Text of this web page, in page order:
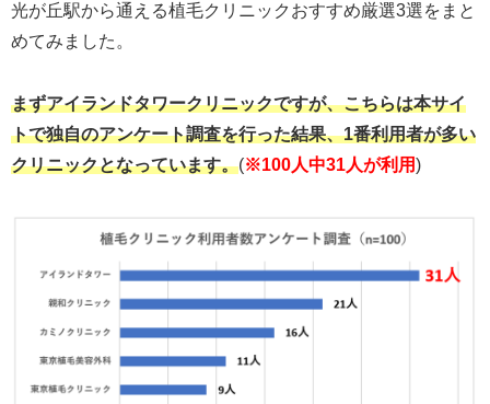
光が丘駅から通える植毛クリニックおすすめ厳選3選をまと
めてみました。
まずアイランドタワークリニックですが、こちらは本サイ
トで独自のアンケート調査を行った結果、1番利用者が多い
クリニックとなっています。(※100人中31人が利用)